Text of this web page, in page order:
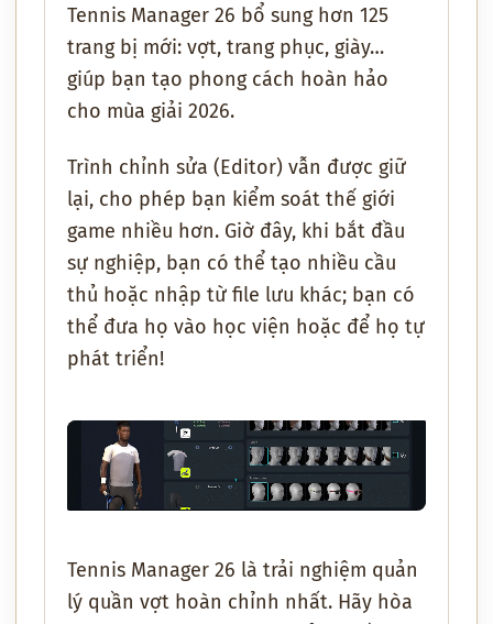
Tennis Manager 26 bổ sung hơn 125
trang bị mới: vợt, trang phục, giày…
giúp bạn tạo phong cách hoàn hảo
cho mùa giải 2026.
Trình chỉnh sửa (Editor) vẫn được giữ
lại, cho phép bạn kiểm soát thế giới
game nhiều hơn. Giờ đây, khi bắt đầu
sự nghiệp, bạn có thể tạo nhiều cầu
thủ hoặc nhập từ file lưu khác; bạn có
thể đưa họ vào học viện hoặc để họ tự
phát triển!
Tennis Manager 26 là trải nghiệm quản
lý quần vợt hoàn chỉnh nhất. Hãy hòa